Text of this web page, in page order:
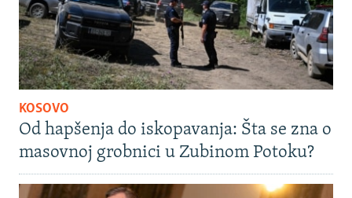
KOSOVO
Od hapšenja do iskopavanja: Šta se zna o
masovnoj grobnici u Zubinom Potoku?